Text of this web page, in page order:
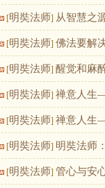
[明奘法师] 从智慧之
[明奘法师] 佛法要解
[明奘法师] 醒觉和麻
[明奘法师] 禅意人生
[明奘法师] 禅意人生
[明奘法师] 明奘法师
[明奘法师] 管心与安